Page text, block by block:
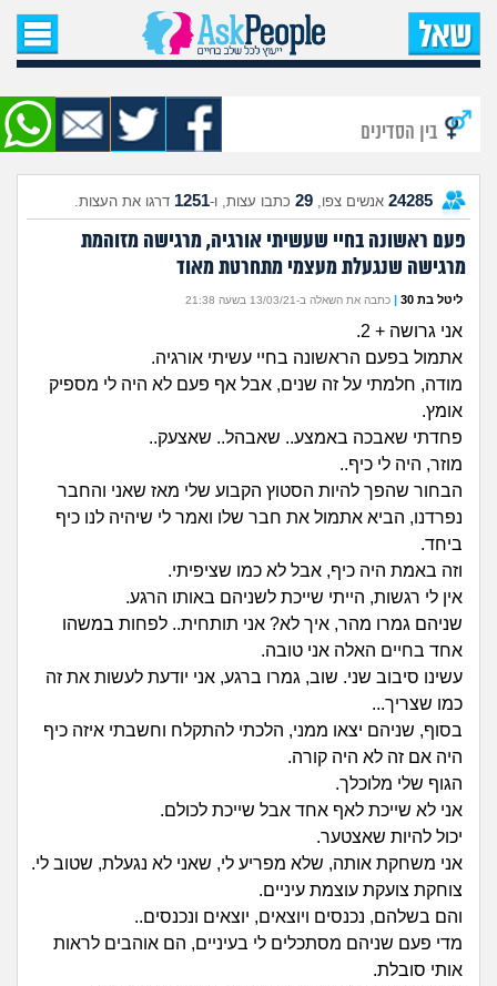
עמוד הבית
שאל שאלה
שאלות חדשות
שאלות שעוררו עניין
עצות חדשות
מתחם הטיפים
מדורים
זוגיות
הורות ומשפחה
מתבגרים
מהבקו"ם... ועד מתי?!
בית, שכנים ושותפים
חיפוש שאלות
בין הסדינים
24285 אנשים צפו, 29 כתבו עצות, ו-1251 דרגו את העצות.
פעם ראשונה בחיי שעשיתי אורגיה, מרגישה מזוהמת
מרגישה שנגעלת מעצמי מתחרטת מאוד
ליטל בת 30 | כתבה את השאלה ב-13/03/21 בשעה 21:38
אני גרושה + 2.
אתמול בפעם הראשונה בחיי עשיתי אורגיה.
מודה, חלמתי על זה שנים, אבל אף פעם לא היה לי מספיק
אומץ.
פחדתי שאבכה באמצע.. שאבהל.. שאצעק..
מוזר, היה לי כיף..
הבחור שהפך להיות הסטוץ הקבוע שלי מאז שאני והחבר
נפרדנו, הביא אתמול את חבר שלו ואמר לי שיהיה לנו כיף
ביחד.
וזה באמת היה כיף, אבל לא כמו שציפיתי.
אין לי רגשות, הייתי שייכת לשניהם באותו הרגע.
שניהם גמרו מהר, איך לא? אני תותחית.. לפחות במשהו
אחד בחיים האלה אני טובה.
עשינו סיבוב שני. שוב, גמרו ברגע, אני יודעת לעשות את זה
כמו שצריך...
בסוף, שניהם יצאו ממני, הלכתי להתקלח וחשבתי איזה כיף
היה אם זה לא היה קורה.
הגוף שלי מלוכלך.
אני לא שייכת לאף אחד אבל שייכת לכולם.
יכול להיות שאצטער.
אני משחקת אותה, שלא מפריע לי, שאני לא נגעלת, שטוב לי.
צוחקת צועקת עוצמת עיניים.
והם בשלהם, נכנסים ויוצאים, יוצאים ונכנסים..
מדי פעם שניהם מסתכלים לי בעיניים, הם אוהבים לראות
אותי סובלת.